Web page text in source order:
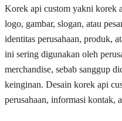
Korek api custom yakni korek
logo, gambar, slogan, atau
identitas perusahaan, produk,
ini sering digunakan oleh
merchandise, sebab sanggup
keinginan. Desain korek api
perusahaan, informasi kontak,